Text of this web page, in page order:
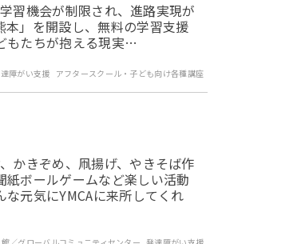
習機会が制限され、進路実現が
」を開設し、無料の学習支援
もたちが抱える現実…
障がい支援 アフタースクール・子ども向け各種講座
きぞめ、凧揚げ、やきそば作
紙ボールゲームなど楽しい活動
元気にYMCAに来所してくれ